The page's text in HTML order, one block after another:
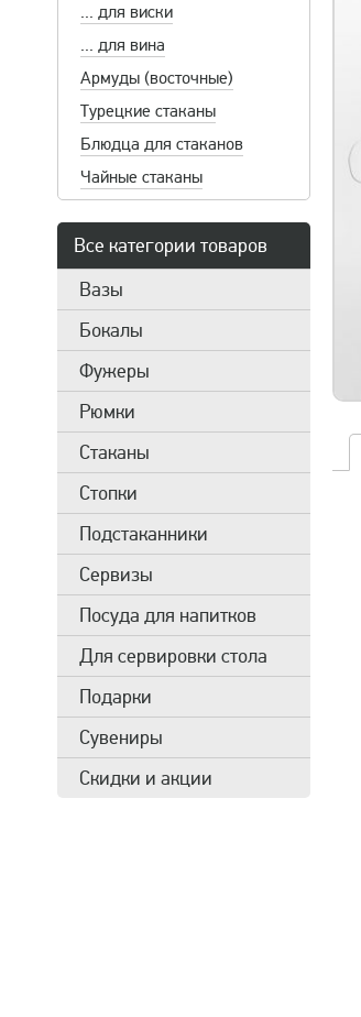
... для виски
... для вина
Армуды (восточные)
Турецкие стаканы
Блюдца для стаканов
Чайные стаканы
Все категории товаров
Вазы
Бокалы
Фужеры
Рюмки
Стаканы
Стопки
Подстаканники
Сервизы
Посуда для напитков
Для сервировки стола
Подарки
Сувениры
Скидки и акции